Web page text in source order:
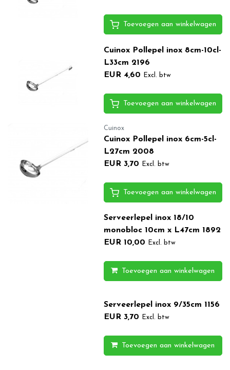
Toevoegen aan winkelwagen
Cuinox Pollepel inox 8cm-10cl-
L33cm 2196
EUR 4,60
Excl. btw
Toevoegen aan winkelwagen
Cuinox
Cuinox Pollepel inox 6cm-5cl-
L27cm 2008
EUR 3,70
Excl. btw
Toevoegen aan winkelwagen
Serveerlepel inox 18/10
monobloc 10cm x L47cm 1892
EUR 10,00
Excl. btw
Toevoegen aan winkelwagen
Serveerlepel inox 9/35cm 1156
EUR 3,70
Excl. btw
Toevoegen aan winkelwagen